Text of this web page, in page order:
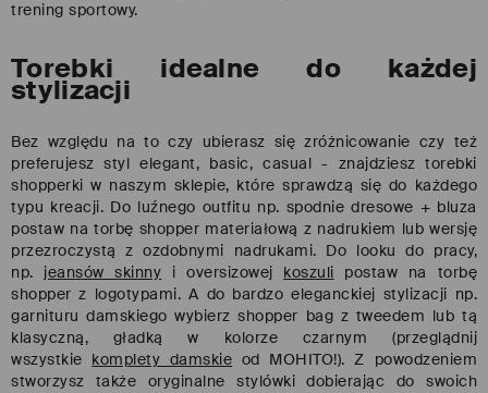
trening sportowy.
Torebki idealne do każdej
stylizacji
Bez względu na to czy ubierasz się zróżnicowanie czy też
preferujesz styl elegant, basic, casual - znajdziesz torebki
shopperki w naszym sklepie, które sprawdzą się do każdego
typu kreacji. Do luźnego outfitu np. spodnie dresowe + bluza
postaw na torbę shopper materiałową z nadrukiem lub wersję
przezroczystą z ozdobnymi nadrukami. Do looku do pracy,
np. jeansów skinny i oversizowej koszuli postaw na torbę
shopper z logotypami. A do bardzo eleganckiej stylizacji np.
garnituru damskiego wybierz shopper bag z tweedem lub tą
klasyczną, gładką w kolorze czarnym (przeglądnij
wszystkie komplety damskie od MOHITO!). Z powodzeniem
stworzysz także oryginalne stylówki dobierając do swoich